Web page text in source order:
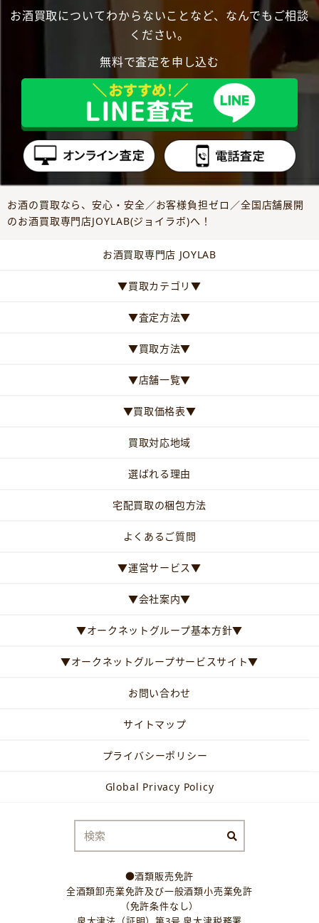
お酒買取についてわからないことなど、なんでもご相談
ください。
無料で査定を申し込む
お酒の買取なら、安心・安全／お客様負担ゼロ／全国店舗展開
のお酒買取専門店JOYLAB(ジョイラボ)へ！
お酒買取専門店 JOYLAB
▼買取カテゴリ▼
▼査定方法▼
▼買取方法▼
▼店舗一覧▼
▼買取価格表▼
買取対応地域
選ばれる理由
宅配買取の梱包方法
よくあるご質問
▼運営サービス▼
▼会社案内▼
▼オークネットグループ基本方針▼
▼オークネットグループサービスサイト▼
お問い合わせ
サイトマップ
プライバシーポリシー
Global Privacy Policy
●酒類販売免許
全酒類卸売業免許及び一般酒類小売業免許
（免許条件なし）